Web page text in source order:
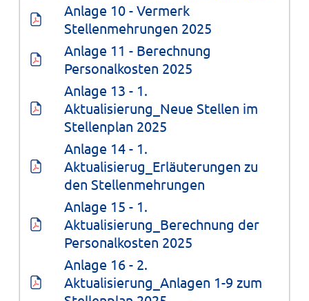
Anlage 10 - Vermerk
Stellenmehrungen 2025
Anlage 11 - Berechnung
Personalkosten 2025
Anlage 13 - 1.
Aktualisierung_Neue Stellen im
Stellenplan 2025
Anlage 14 - 1.
Aktualisierug_Erläuterungen zu
den Stellenmehrungen
Anlage 15 - 1.
Aktualisierung_Berechnung der
Personalkosten 2025
Anlage 16 - 2.
Aktualisierung_Anlagen 1-9 zum